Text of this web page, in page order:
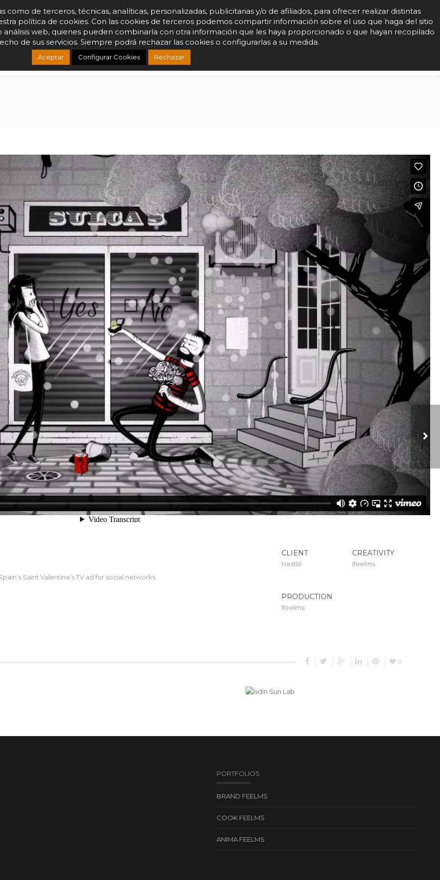
BRAND FEELMS COOK FEELMS WE FEELMS SERVICES DIRECTORS CONTACT
Saint Valentine’s TV ad for social networks.
CLIENT
Nestlé
CREATIVITY
Ifeelms
PRODUCTION
Ifeelms
0
PORTFOLIOS
BRAND FEELMS
COOK FEELMS
ANIMA FEELMS
como de terceros, técnicas, analíticas, personalizadas, publicitarias y/o de afiliados, para ofrecer realizar distintas
política de cookies. Con las cookies de terceros podemos compartir información sobre el uso que haga del sitio
web, quienes pueden combinarla con otra información que les haya proporcionado o que hayan recopilado
de sus servicios. Siempre podrá rechazar las cookies o configurarlas a su medida.
Aceptar Configurar Cookies Rechazar